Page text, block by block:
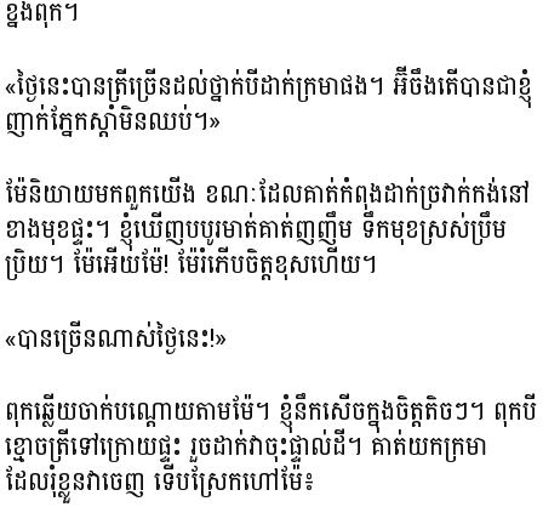
ខ្នងពុក។
«ថ្ងៃនេះបានត្រីច្រើនដល់ថ្នាក់បីដាក់ក្រមាផង។ អ៊ីចឹងតើបានជាខ្ញុំ
ញាក់ភ្នែកស្តាំមិនឈប់។»
ម៉ែនិយាយមកពួកយើង ខណៈដែលគាត់កំពុងដាក់ច្រវាក់កង់នៅ
ខាងមុខផ្ទះ។ ខ្ញុំឃើញបបូរមាត់គាត់ញញឹម ទឹកមុខស្រស់ប្រឹម
ប្រិយ។ ម៉ែអើយម៉ែ! ម៉ែរំភើបចិត្តខុសហើយ។
«បានច្រើនណាស់ថ្ងៃនេះ!»
ពុកឆ្លើយចាក់បណ្តោយតាមម៉ែ។ ខ្ញុំនឹកសើចក្នុងចិត្តតិចៗ។​ ពុកបី
ខ្មោចត្រីទៅក្រោយផ្ទះ រួចដាក់វាចុះផ្ទាល់ដី។ គាត់យកក្រមា
ដែលរុំខ្លួនវាចេញ ទើបស្រែកហៅម៉ែ៖